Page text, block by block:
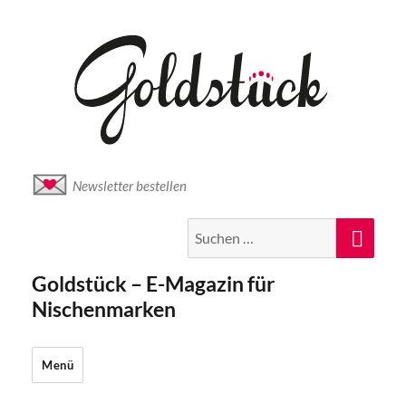
Newsletter bestellen
nach:
Goldstück – E-Magazin für
Nischenmarken
Menü